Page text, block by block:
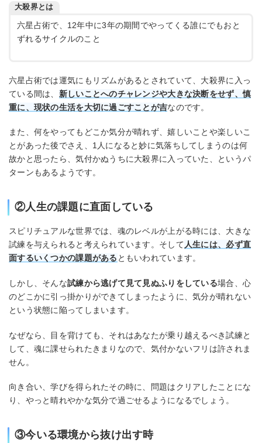
大殺界とは
六星占術で、12年中に3年の期間でやってくる誰にでもおと
ずれるサイクルのこと
六星占術では運気にもリズムがあるとされていて、大殺界に入っ
ている間は、 新しいことへのチャレンジや大きな決断をせず、慎
重に、現状の生活を大切に過ごすことが吉なのです。
また、何をやってもどこか気分が晴れず、嬉しいことや楽しいこ
とがあった後でさえ、1人になると妙に気落ちしてしまうのは何
故かと思ったら、気付かぬうちに大殺界に入っていた、というパ
ターンもあるようです。
②人生の課題に直面している
スピリチュアルな世界では、魂のレベルが上がる時には、大きな
試練を与えられると考えられています。そして人生には、必ず直
面するいくつかの課題がある ともいわれています。
しかし、そんな試練から逃げて見て見ぬふりをしている場合、心
のどこかに引っ掛かりができてしまったように、気分が晴れない
という状態に陥ってしまいます。
なぜなら、目を背けても、それはあなたが乗り越えるべき試練と
して、魂に課せられたきまりなので、気付かないフリは許されま
せん。
向き合い、学びを得られたその時に、問題はクリアしたことにな
り、やっと晴れやかな気分で過ごせるようになるでしょう。
③今いる環境から抜け出す時